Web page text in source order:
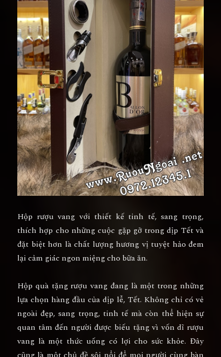
Hộp rượu vang với thiết kế tinh tế, sang trọng,
thích hợp cho những cuộc gặp gỡ trong dịp Tết và
đặt biệt hơn là chất lượng hương vị tuyệt hảo đem
lại cảm giác ngon miệng cho bữa ăn.
Hộp quà tặng rượu vang đang là một trong những
lựa chọn hàng đầu của dịp lễ, Tết. Không chỉ có vẻ
ngoài đẹp, sang trọng, tinh tế mà còn thể hiện sự
quan tâm đến người được biếu tặng vì vốn dĩ rượu
vang là một thức uống có lợi cho sức khỏe. Đây